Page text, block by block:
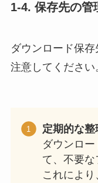
1-4. 保存先の管
ダウンロード保
注意してください
定期的な整
ダウンロ
て、不要な
これによ